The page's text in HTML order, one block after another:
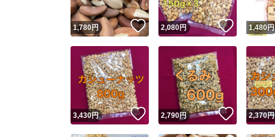
1,780円 いいね！
2,080円 いいね！
1,480円
3,430円 いいね！
2,790円 いいね！
2,370円